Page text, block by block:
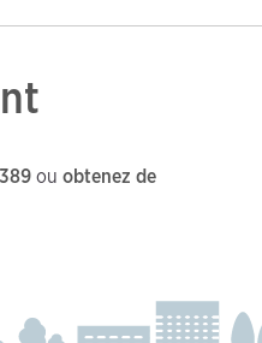
ou obtenez de